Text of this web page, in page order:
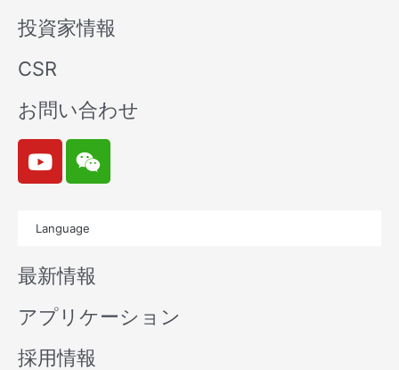
投資家情報
CSR
お問い合わせ
Y
o
u
b
e
W
e
i
n
Language
最新情報
アプリケーション
採用情報